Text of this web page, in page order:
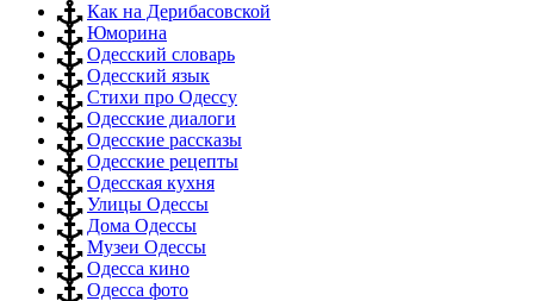
Как на Дерибасовской
Юморина
Одесский словарь
Одесский язык
Стихи про Одессу
Одесские диалоги
Одесские рассказы
Одесские рецепты
Одесская кухня
Улицы Одессы
Дома Одессы
Музеи Одессы
Одесса кино
Одесса фото